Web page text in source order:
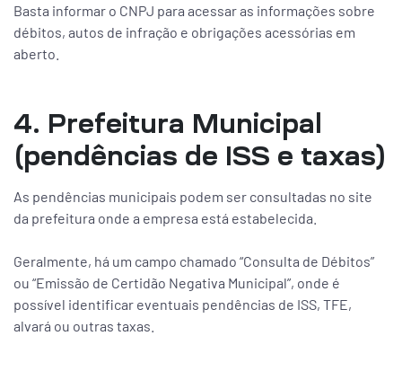
Basta informar o CNPJ para acessar as informações sobre
débitos, autos de infração e obrigações acessórias em
aberto.
4. Prefeitura Municipal
(pendências de ISS e taxas)
As pendências municipais podem ser consultadas no site
da prefeitura onde a empresa está estabelecida.
Geralmente, há um campo chamado “Consulta de Débitos”
ou “Emissão de Certidão Negativa Municipal”, onde é
possível identificar eventuais pendências de ISS, TFE,
alvará ou outras taxas.